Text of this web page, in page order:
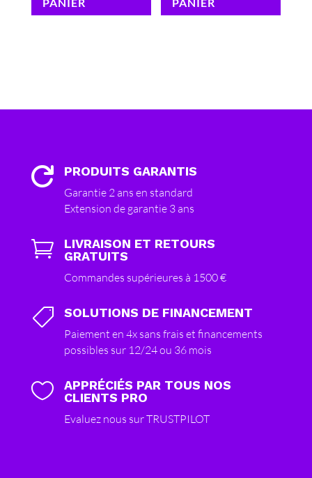
 PRODUITS GARANTIS
Garantie 2 ans en standard
Extension de garantie 3 ans

LIVRAISON ET RETOURS
GRATUITS
Commandes supérieures à 1500 €
 SOLUTIONS DE FINANCEMENT
Paiement en 4x sans frais et financements
possibles sur 12/24 ou 36 mois

APPRÉCIÉS PAR TOUS NOS
CLIENTS PRO
Evaluez nous sur TRUSTPILOT